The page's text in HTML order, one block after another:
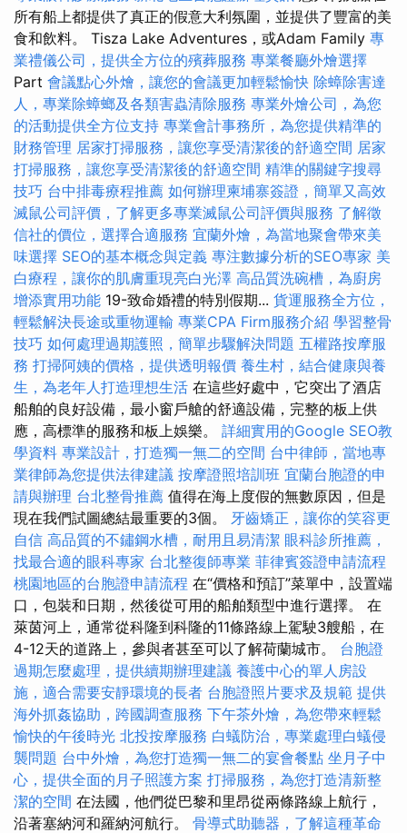
所有船上都提供了真正的假意大利氛圍，並提供了豐富的美
食和飲料。 Tisza Lake Adventures，或Adam Family 專
業禮儀公司，提供全方位的殯葬服務 專業餐廳外燴選擇
Part 會議點心外燴，讓您的會議更加輕鬆愉快 除蟑除害達
人，專業除蟑螂及各類害蟲清除服務 專業外燴公司，為您
的活動提供全方位支持 專業會計事務所，為您提供精準的
財務管理 居家打掃服務，讓您享受清潔後的舒適空間 居家
打掃服務，讓您享受清潔後的舒適空間 精準的關鍵字搜尋
技巧 台中排毒療程推薦 如何辦理柬埔寨簽證，簡單又高效
滅鼠公司評價，了解更多專業滅鼠公司評價與服務 了解徵
信社的價位，選擇合適服務 宜蘭外燴，為當地聚會帶來美
味選擇 SEO的基本概念與定義 專注數據分析的SEO專家 美
白療程，讓你的肌膚重現亮白光澤 高品質洗碗槽，為廚房
增添實用功能 19-致命婚禮的特別假期... 貨運服務全方位，
輕鬆解決長途或重物運輸 專業CPA Firm服務介紹 學習整骨
技巧 如何處理過期護照，簡單步驟解決問題 五權路按摩服
務 打掃阿姨的價格，提供透明報價 養生村，結合健康與養
生，為老年人打造理想生活 在這些好處中，它突出了酒店
船舶的良好設備，最小窗戶艙的舒適設備，完整的板上供
應，高標準的服務和板上娛樂。 詳細實用的Google SEO教
學資料 專業設計，打造獨一無二的空間 台中律師，當地專
業律師為您提供法律建議 按摩證照培訓班 宜蘭台胞證的申
請與辦理 台北整骨推薦 值得在海上度假的無數原因，但是
現在我們試圖總結最重要的3個。 牙齒矯正，讓你的笑容更
自信 高品質的不鏽鋼水槽，耐用且易清潔 眼科診所推薦，
找最合適的眼科專家 台北整復師專業 菲律賓簽證申請流程
桃園地區的台胞證申請流程 在“價格和預訂”菜單中，設置端
口，包裝和日期，然後從可用的船舶類型中進行選擇。 在
萊茵河上，通常從科隆到科隆的11條路線上駕駛3艘船，在
4-12天的道路上，參與者甚至可以了解荷蘭城市。 台胞證
過期怎麼處理，提供續期辦理建議 養護中心的單人房設
施，適合需要安靜環境的長者 台胞證照片要求及規範 提供
海外抓姦協助，跨國調查服務 下午茶外燴，為您帶來輕鬆
愉快的午後時光 北投按摩服務 白蟻防治，專業處理白蟻侵
襲問題 台中外燴，為您打造獨一無二的宴會餐點 坐月子中
心，提供全面的月子照護方案 打掃服務，為您打造清新整
潔的空間 在法國，他們從巴黎和里昂從兩條路線上航行，
沿著塞納河和羅納河航行。 骨導式助聽器，了解這種革命